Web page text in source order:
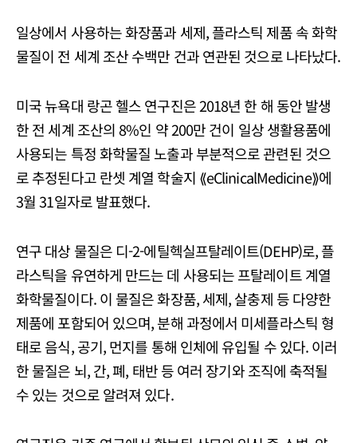
일상에서 사용하는 화장품과 세제, 플라스틱 제품 속 화학
물질이 전 세계 조산 수백만 건과 연관된 것으로 나타났다.
미국 뉴욕대 랑곤 헬스 연구진은 2018년 한 해 동안 발생
한 전 세계 조산의 8%인 약 200만 건이 일상 생활용품에
사용되는 특정 화학물질 노출과 부분적으로 관련된 것으
로 추정된다고 란셋 계열 학술지 ⟪eClinicalMedicine⟫에
3월 31일자로 발표했다.
연구 대상 물질은 디-2-에틸헥실프탈레이트(DEHP)로, 플
라스틱을 유연하게 만드는 데 사용되는 프탈레이트 계열
화학물질이다. 이 물질은 화장품, 세제, 살충제 등 다양한
제품에 포함되어 있으며, 분해 과정에서 미세플라스틱 형
태로 음식, 공기, 먼지를 통해 인체에 유입될 수 있다. 이러
한 물질은 뇌, 간, 폐, 태반 등 여러 장기와 조직에 축적될
수 있는 것으로 알려져 있다.